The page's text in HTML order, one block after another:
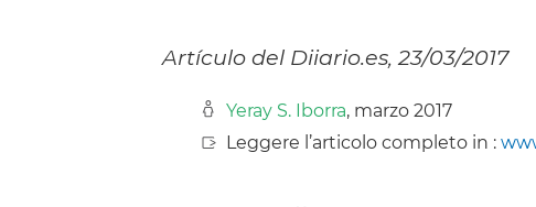
Artículo del Diiario.es, 23/03/2017
Yeray S. Iborra, marzo 2017
Leggere l’articolo completo in :